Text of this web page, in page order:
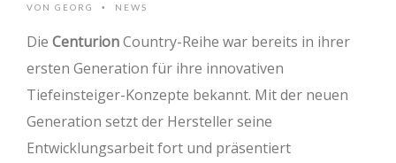
VON GEORG • NEWS
Die CenturionCountry-Reihe war bereits in ihrer
ersten Generation für ihre innovativen
Tiefeinsteiger-Konzepte bekannt. Mit der neuen
Generation setzt der Hersteller seine
Entwicklungsarbeit fort und präsentiert